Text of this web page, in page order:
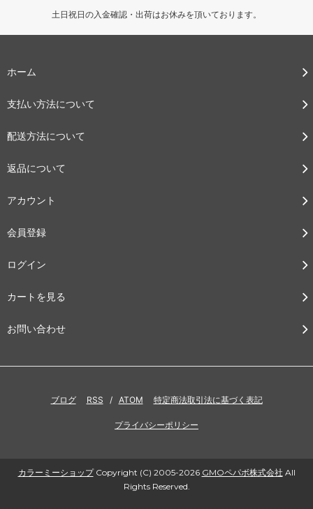
土日祝日の入金確認・出荷はお休みを頂いております。
ホーム
支払い方法について
配送方法について
返品について
アカウント
会員登録
ログイン
カートを見る
お問い合わせ
ブログ RSS / ATOM 特定商法取引法に基づく表記
プライバシーポリシー
カラーミーショップCopyright (C) 2005-2026 GMOペパボ株式会社 All
Rights Reserved.